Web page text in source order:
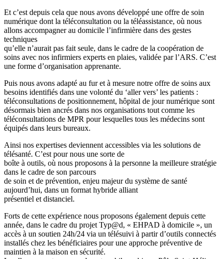
Et c’est depuis cela que nous avons développé une offre de soin
numérique dont la téléconsultation ou la téléassistance, où nous
allons accompagner au domicile l’infirmière dans des gestes
techniques
qu’elle n’aurait pas fait seule, dans le cadre de la coopération de
soins avec nos infirmiers experts en plaies, validée par l’ARS. C’est
une forme d’organisation apprenante.
Puis nous avons adapté au fur et à mesure notre offre de soins aux
besoins identifiés dans une volonté du ‘aller vers’ les patients :
téléconsultations de positionnement, hôpital de jour numérique sont
désormais bien ancrés dans nos organisations tout comme les
téléconsultations de MPR pour lesquelles tous les médecins sont
équipés dans leurs bureaux.
Ainsi nos expertises deviennent accessibles via les solutions de
télésanté. C’est pour nous une sorte de
boîte à outils, où nous proposons à la personne la meilleure stratégie
dans le cadre de son parcours
de soin et de prévention, enjeu majeur du système de santé
aujourd’hui, dans un format hybride alliant
présentiel et distanciel.
Forts de cette expérience nous proposons également depuis cette
année, dans le cadre du projet Typ@d, « EHPAD à domicile », un
accès à un soutien 24h/24 via un télésuivi à partir d’outils connectés
installés chez les bénéficiaires pour une approche préventive de
maintien à la maison en sécurité.